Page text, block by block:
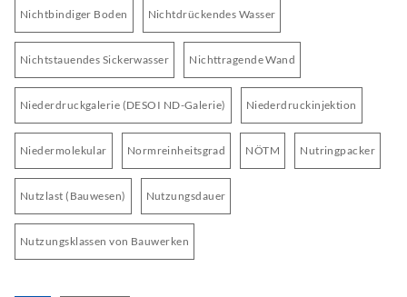
Nichtbindiger Boden Nichtdrückendes Wasser
Nichtstauendes Sickerwasser Nichttragende Wand
Niederdruckgalerie (DESOI ND-Galerie) Niederdruckinjektion
Niedermolekular Normreinheitsgrad NÖTM Nutringpacker
Nutzlast (Bauwesen) Nutzungsdauer
Nutzungsklassen von Bauwerken